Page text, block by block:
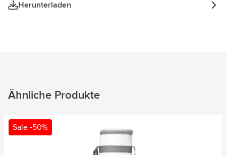
Herunterladen
Ähnliche Produkte
Sale -50%